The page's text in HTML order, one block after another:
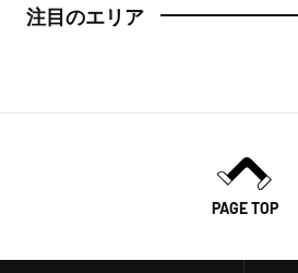
注目のエリア
PAGE TOP